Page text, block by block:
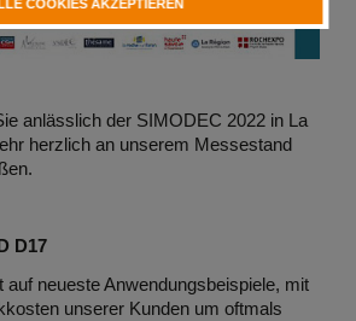
COOKIES AKZEPTIEREN
anlässlich der SIMODEC 2022 in La
herzlich an unserem Messestand
D17
auf neueste Anwendungsbeispiele, mit
unserer Kunden um oftmals